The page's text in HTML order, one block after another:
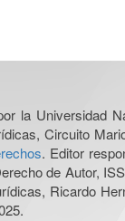
la Universidad
Circuito
. Editor
de Autor,
Ricardo